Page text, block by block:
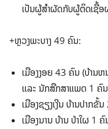
ເປັນຜູ້ສໍາຜັດກັບຜູ້ຕິດເຊື້ອ
+ຫຼວງພະບາງ 49 ຄົນ:
ເມືອງງອຍ 43 ຄົນ (ບ້ານ
ແລະ ນັກສືກສາແພດ 1 ຄົ
ເມືອງຊຽງເງີນ ບ້ານປາກຂັ້
ເມືອງນານ ບ້ານ ປ່າໃຜ 1